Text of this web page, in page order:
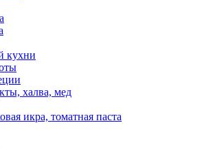
кухни
халва, мед
икра, томатная паста